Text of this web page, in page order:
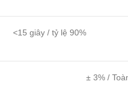
<15 giây / tỷ lệ 90%
± 3% /